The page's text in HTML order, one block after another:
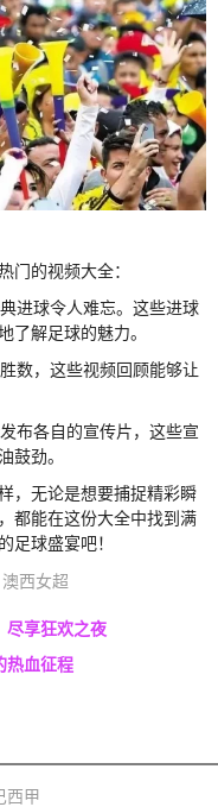
门的视频大全：
进球令人难忘。这些进球
了解足球的魅力。
数，这些视频回顾能够让
布各自的宣传片，这些宣
鼓劲。
，无论是想要捕捉精彩瞬
都能在这份大全中找到满
足球盛宴吧！
澳西女超
尽享狂欢之夜
热血征程
西甲